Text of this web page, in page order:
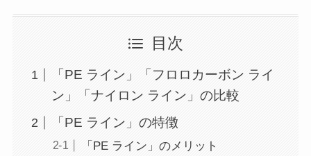
目次
「PE ライン」「フロロカーボン ライ
ン」「ナイロン ライン」の比較
「PE ライン」の特徴
「PE ライン」のメリット